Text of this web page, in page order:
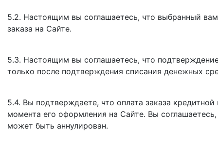
5.2. Настоящим вы соглашаетесь, что выбранный
заказа на Сайте.
5.3. Настоящим вы соглашаетесь, что
только после подтверждения списания денежных
5.4. Вы подтверждаете, что оплата заказа
момента его оформления на Сайте. Вы
может быть аннулирован.